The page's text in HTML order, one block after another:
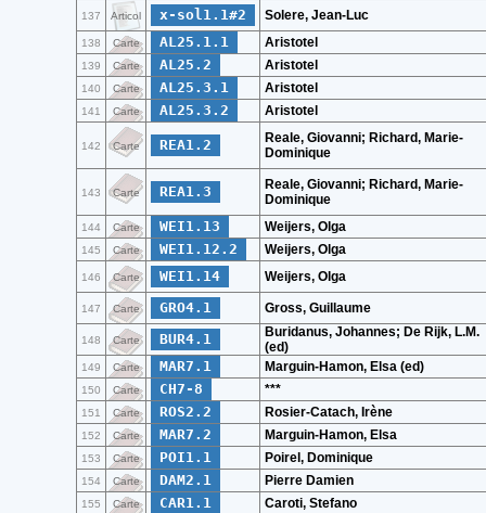
137 Articol x-sol1.1#2 Solere, Jean-Luc
138 Carte AL25.1.1 Aristotel
139 Carte AL25.2 Aristotel
140 Carte AL25.3.1 Aristotel
141 Carte AL25.3.2 Aristotel
142 Carte REA1.2
Reale, Giovanni; Richard, Marie-
Dominique
143 Carte REA1.3
Reale, Giovanni; Richard, Marie-
Dominique
144 Carte WEI1.13 Weijers, Olga
145 Carte WEI1.12.2 Weijers, Olga
146 Carte WEI1.14 Weijers, Olga
147 Carte GRO4.1 Gross, Guillaume
148 Carte BUR4.1
Buridanus, Johannes; De Rijk, L.M.
(ed)
149 Carte MAR7.1 Marguin-Hamon, Elsa (ed)
150 Carte CH7-8 ***
151 Carte ROS2.2 Rosier-Catach, Irène
152 Carte MAR7.2 Marguin-Hamon, Elsa
153 Carte POI1.1 Poirel, Dominique
154 Carte DAM2.1 Pierre Damien
155 Carte CAR1.1 Caroti, Stefano